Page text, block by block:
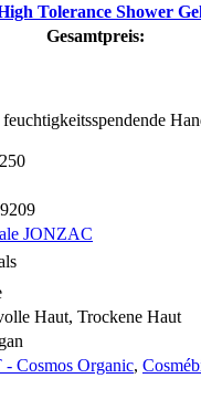
Tolerance Shower
Gesamtpreis:
JONZAC
Haut, Trockene Haut
Cosmos Organic,